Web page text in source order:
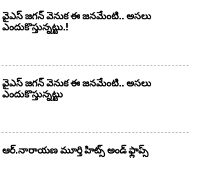
వైఎస్‌ జగన్‌ వెనుక ఈ జనమేంటి.. అసలు
ఎందుకొస్తున్నట్టు.!
వైఎస్‌ జగన్‌ వెనుక ఈ జనమేంటి.. అసలు
ఎందుకొస్తున్నట్టు
ఆర్‌.నారాయ‌ణ మూర్తి హిట్స్ అండ్ ఫ్లాప్స్‌